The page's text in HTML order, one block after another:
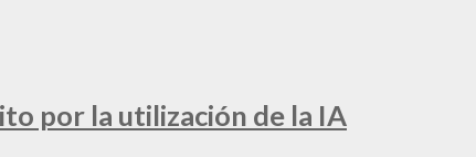
por la utilización de la IA